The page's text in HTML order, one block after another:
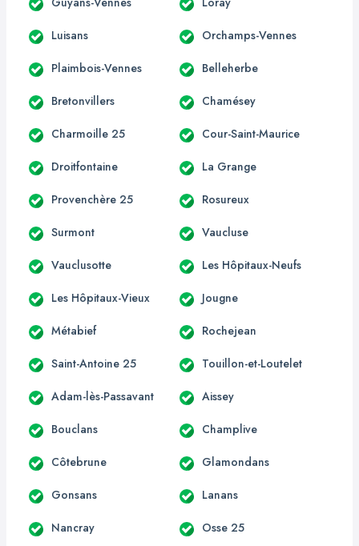
Luisans Orchamps-Vennes
Plaimbois-Vennes Belleherbe
Bretonvillers Chamésey
Charmoille 25 Cour-Saint-Maurice
Droitfontaine La Grange
Provenchère 25 Rosureux
Surmont Vaucluse
Vauclusotte Les Hôpitaux-Neufs
Les Hôpitaux-Vieux Jougne
Métabief Rochejean
Saint-Antoine 25 Touillon-et-Loutelet
Adam-lès-Passavant Aissey
Bouclans Champlive
Côtebrune Glamondans
Gonsans Lanans
Nancray Osse 25